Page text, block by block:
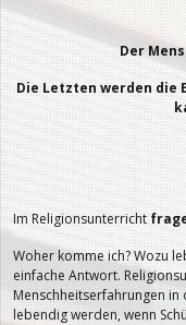
Der
Die Letzten
Im Religionsunterricht
Woher komme ich? Wozu
einfache Antwort.
Menschheitserfahrungen in
lebendig werden, wenn